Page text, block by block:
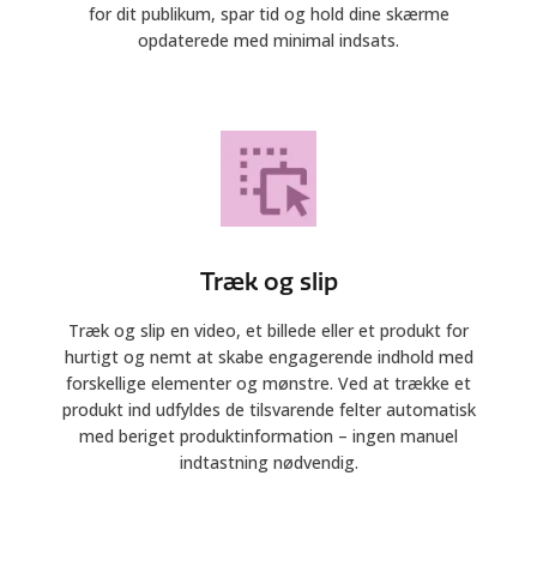
for dit publikum, spar tid og hold dine skærme
opdaterede med minimal indsats.
Træk og slip
Træk og slip en video, et billede eller et produkt for
hurtigt og nemt at skabe engagerende indhold med
forskellige elementer og mønstre. Ved at trække et
produkt ind udfyldes de tilsvarende felter automatisk
med beriget produktinformation – ingen manuel
indtastning nødvendig.